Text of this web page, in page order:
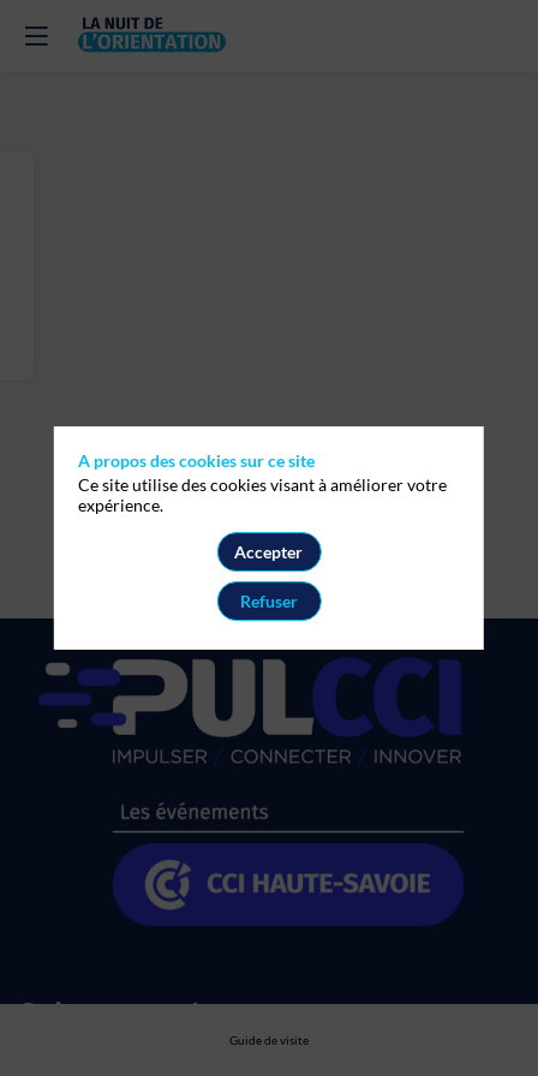
Suivez nous !
Guide de visite
A propos des cookies sur ce site
Ce site utilise des cookies visant à améliorer votre
expérience.
Accepter
Refuser